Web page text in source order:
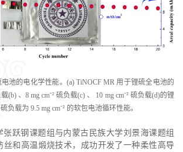
池的电化学性能。(a) TiNOCF MR 用于锂硫全电池的
(b) 、8 mg cm⁻² 硫负载(c) 、 10 mg cm⁻² 硫负载(d)的锂
负载为 9.5 mg cm⁻² 的软包电池循环性能。
张跃钢课题组与内蒙古民族大学刘景海课题组
丝和高温煅烧技术，成功开发了一种柔性高导